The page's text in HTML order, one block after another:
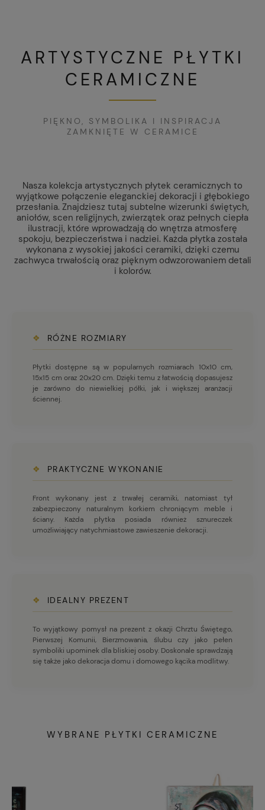
ARTYSTYCZNE PŁYTKI
CERAMICZNE
PIĘKNO, SYMBOLIKA I INSPIRACJA
ZAMKNIĘTE W CERAMICE
Nasza kolekcja artystycznych płytek ceramicznych to
wyjątkowe połączenie eleganckiej dekoracji i głębokiego
przesłania. Znajdziesz tutaj subtelne wizerunki świętych,
aniołów, scen religijnych, zwierzątek oraz pełnych ciepła
ilustracji, które wprowadzają do wnętrza atmosferę
spokoju, bezpieczeństwa i nadziei. Każda płytka została
wykonana z wysokiej jakości ceramiki, dzięki czemu
zachwyca trwałością oraz pięknym odwzorowaniem detali
i kolorów.
❖ RÓŻNE ROZMIARY
Płytki dostępne są w popularnych rozmiarach 10x10 cm,
15x15 cm oraz 20x20 cm. Dzięki temu z łatwością dopasujesz
je zarówno do niewielkiej półki, jak i większej aranżacji
ściennej.
❖ PRAKTYCZNE WYKONANIE
Front wykonany jest z trwałej ceramiki, natomiast tył
zabezpieczony naturalnym korkiem chroniącym meble i
ściany. Każda płytka posiada również sznureczek
umożliwiający natychmiastowe zawieszenie dekoracji.
❖ IDEALNY PREZENT
To wyjątkowy pomysł na prezent z okazji Chrztu Świętego,
Pierwszej Komunii, Bierzmowania, ślubu czy jako pełen
symboliki upominek dla bliskiej osoby. Doskonale sprawdzają
się także jako dekoracja domu i domowego kącika modlitwy.
WYBRANE PŁYTKI CERAMICZNE